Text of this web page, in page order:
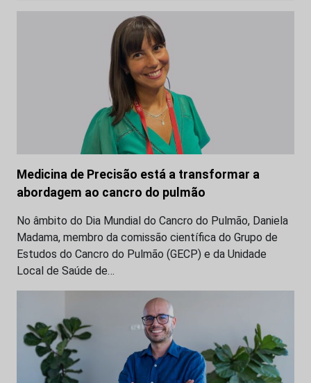
Medicina de Precisão está a transformar a
abordagem ao cancro do pulmão
No âmbito do Dia Mundial do Cancro do Pulmão, Daniela
Madama, membro da comissão científica do Grupo de
Estudos do Cancro do Pulmão (GECP) e da Unidade
Local de Saúde de…